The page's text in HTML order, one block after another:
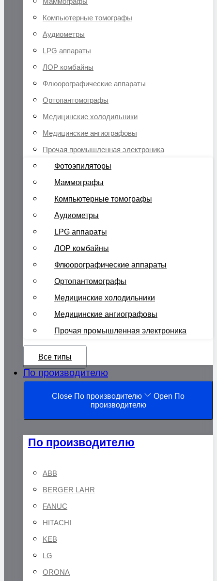
Компьютерные томографы
Аудиометры
LPG аппараты
ЛОР комбайны
Флюорографические аппараты
Ортопантомографы
Медицинские холодильники
Медицинские ангиографовы
Прочая промышленная электроника
Фотоэпиляторы
Маммографы
Компьютерные томографы
Аудиометры
LPG аппараты
ЛОР комбайны
Флюорографические аппараты
Ортопантомографы
Медицинские холодильники
Медицинские ангиографовы
Прочая промышленная электроника
Все типы
По производителю
Close По производителю
Open По
производителю
По производителю
ABB
BERGER LAHR
FANUC
HITACHI
KEB
LG
ORONA